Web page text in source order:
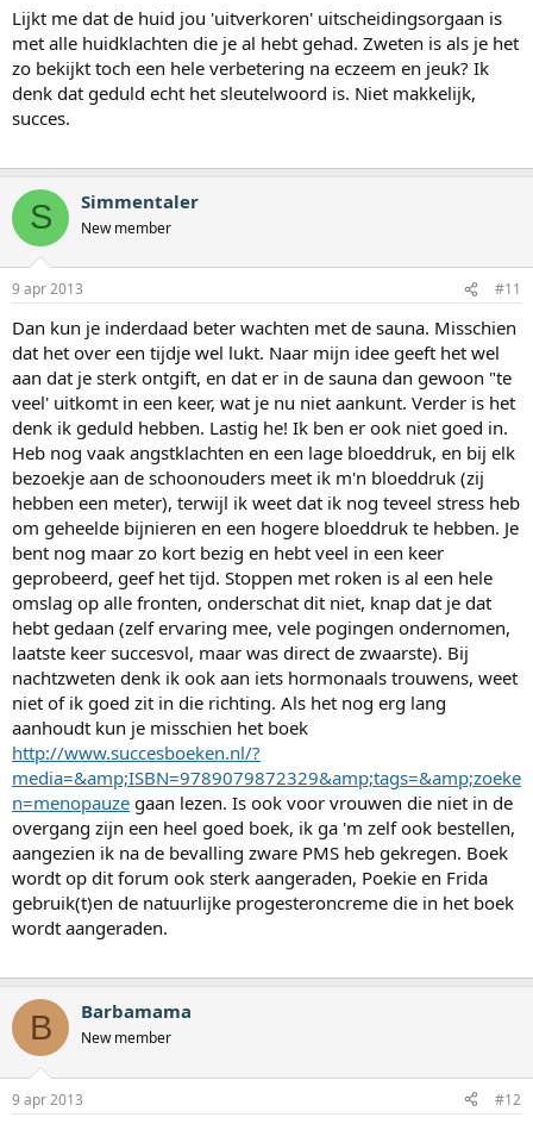
Lijkt me dat de huid jou 'uitverkoren' uitscheidingsorgaan is
met alle huidklachten die je al hebt gehad. Zweten is als je het
zo bekijkt toch een hele verbetering na eczeem en jeuk? Ik
denk dat geduld echt het sleutelwoord is. Niet makkelijk,
succes.
S Simmentaler
New member
9 apr 2013 #11
Dan kun je inderdaad beter wachten met de sauna. Misschien
dat het over een tijdje wel lukt. Naar mijn idee geeft het wel
aan dat je sterk ontgift, en dat er in de sauna dan gewoon "te
veel' uitkomt in een keer, wat je nu niet aankunt. Verder is het
denk ik geduld hebben. Lastig he! Ik ben er ook niet goed in.
Heb nog vaak angstklachten en een lage bloeddruk, en bij elk
bezoekje aan de schoonouders meet ik m'n bloeddruk (zij
hebben een meter), terwijl ik weet dat ik nog teveel stress heb
om geheelde bijnieren en een hogere bloeddruk te hebben. Je
bent nog maar zo kort bezig en hebt veel in een keer
geprobeerd, geef het tijd. Stoppen met roken is al een hele
omslag op alle fronten, onderschat dit niet, knap dat je dat
hebt gedaan (zelf ervaring mee, vele pogingen ondernomen,
laatste keer succesvol, maar was direct de zwaarste). Bij
nachtzweten denk ik ook aan iets hormonaals trouwens, weet
niet of ik goed zit in die richting. Als het nog erg lang
aanhoudt kun je misschien het boek
http://www.succesboeken.nl/?
media=&amp;ISBN=9789079872329&amp;tags=&amp;zoeke
n=menopauze gaan lezen. Is ook voor vrouwen die niet in de
overgang zijn een heel goed boek, ik ga 'm zelf ook bestellen,
aangezien ik na de bevalling zware PMS heb gekregen. Boek
wordt op dit forum ook sterk aangeraden, Poekie en Frida
gebruik(t)en de natuurlijke progesteroncreme die in het boek
wordt aangeraden.
B Barbamama
New member
9 apr 2013 #12